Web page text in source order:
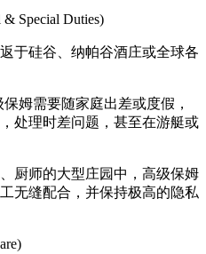
Special Duties)
于硅谷、纳帕谷酒庄或全球各
姆需要随家庭出差或度假，
处理时差问题，甚至在游艇或
厨师的大型庄园中，高级保姆
无缝配合，并保持极高的隐私